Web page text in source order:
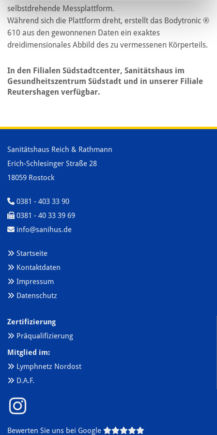
selbstdrehende Messplattform.
Während sich die Plattform dreht, erstellt das Bodytronic ®
610 aus den gewonnenen Daten ein exaktes
dreidimensionales Abbild des zu vermessenen Körperteils.
In den Filialen Südstadtcenter, Sanitätshaus im
Gesundheitszentrum Südstadt und in unserer Filiale
Reutershagen verfügbar.
Sanitätshaus Reich & Rathmann
Erich-Schlesinger Straße 28
18059 Rostock
 0381 - 403 33 90
 0381 - 40 33 39 69
 info@sanihus.de
 Startseite
 Kontaktdaten
 Impressum
 Datenschutz
Zertifizierung
 Präqualifizierung
Mitglied im:
 Lymphnetz Nordost
 D.A.F.
Bewerten Sie uns bei Google 